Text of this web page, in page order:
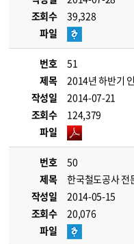
조회수
39,328
파일
번호
51
제목
2014년 하반기
작성일
2014-07-21
조회수
124,379
파일
번호
50
제목
한국철도공사 전
작성일
2014-05-15
조회수
20,076
파일